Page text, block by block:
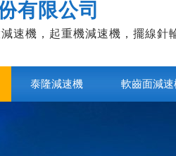
有限公司
速機，起重機減速機，擺線針
泰隆減速機 軟齒面減速